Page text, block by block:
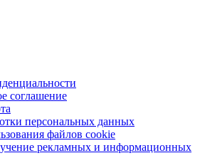
соглашение
персональных данных
файлов cookie
рекламных и информационных